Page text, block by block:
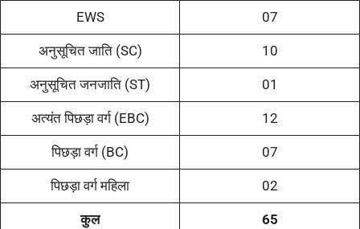
EWS 07
अनुसूचित जाति (SC) 10
अनुसूचित जनजाति (ST) 01
अत्यंत पिछड़ा वर्ग (EBC) 12
पिछड़ा वर्ग (BC) 07
पिछड़ा वर्ग महिला 02
कुल 65